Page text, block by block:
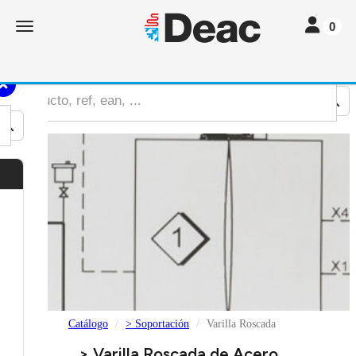
Toggle navigation Toggle
0
Catálogo > Soportación Varilla Roscada